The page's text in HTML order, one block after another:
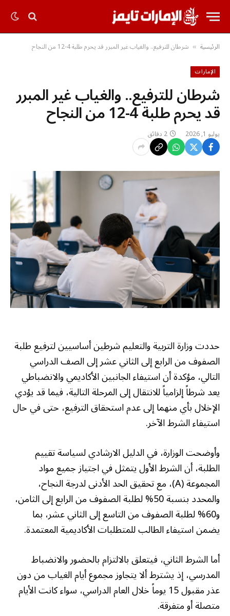
الرئيسية » شرطان للترفيع.. والغياب غير المبرر قد يحرم طلبة 4-12 من النجاح
الإمارات
شرطان للترفيع.. والغياب غير المبرر
قد يحرم طلبة 4-12 من النجاح
يوليو 1, 2026 2 دقائق
حددت وزارة التربية والتعليم شرطين أساسيين لترفيع طلبة
الصفوف من الرابع إلى الثاني عشر إلى الصف الدراسي
التالي، مؤكدة أن استيفاء الجانبين الأكاديمي والانضباطي
يعد شرطاً إلزامياً للانتقال إلى المرحلة التالية، فيما قد يؤدي
الإخلال بأي منهما إلى عدم استحقاق الترفيع، حتى في حال
استيفاء الشرط الآخر.
وأوضحت الوزارة، في الدليل الارشادي لسياسة تقييم
الطلبة، أن الشرط الأول يتمثل في اجتياز جميع مواد
المجموعة (A)، مع تحقيق الحد الأدنى لدرجة النجاح،
والمحدد بنسبة 50% لطلبة الصفوف من الرابع إلى الثامن،
و60% لطلبة الصفوف من التاسع إلى الثاني عشر، بما
يضمن استيفاء الطالب للمتطلبات الأكاديمية المعتمدة.
أما الشرط الثاني، فيتعلق بالالتزام بالحضور والانضباط
المدرسي، إذ يشترط ألا يتجاوز مجموع أيام الغياب من دون
عذر مقبول 15 يوماً خلال العام الدراسي، سواء كانت الأيام
متصلة أو متفرقة.